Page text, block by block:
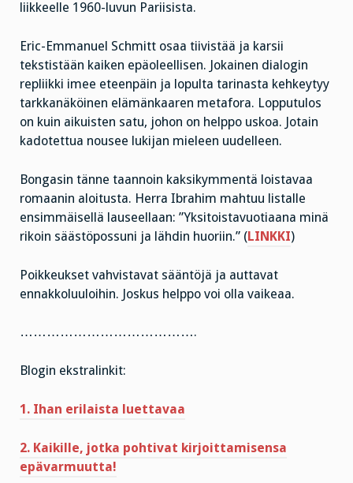
liikkeelle 1960-luvun Pariisista.
Eric-Emmanuel Schmitt osaa tiivistää ja karsii
tekstistään kaiken epäoleellisen. Jokainen dialogin
repliikki imee eteenpäin ja lopulta tarinasta kehkeytyy
tarkkanäköinen elämänkaaren metafora. Lopputulos
on kuin aikuisten satu, johon on helppo uskoa. Jotain
kadotettua nousee lukijan mieleen uudelleen.
Bongasin tänne taannoin kaksikymmentä loistavaa
romaanin aloitusta. Herra Ibrahim mahtuu listalle
ensimmäisellä lauseellaan: ”Yksitoistavuotiaana minä
rikoin säästöpossuni ja lähdin huoriin.” (LINKKI)
Poikkeukset vahvistavat sääntöjä ja auttavat
ennakkoluuloihin. Joskus helppo voi olla vaikeaa.
………………………………….
Blogin ekstralinkit:
1. Ihan erilaista luettavaa
2. Kaikille, jotka pohtivat kirjoittamisensa
epävarmuutta!